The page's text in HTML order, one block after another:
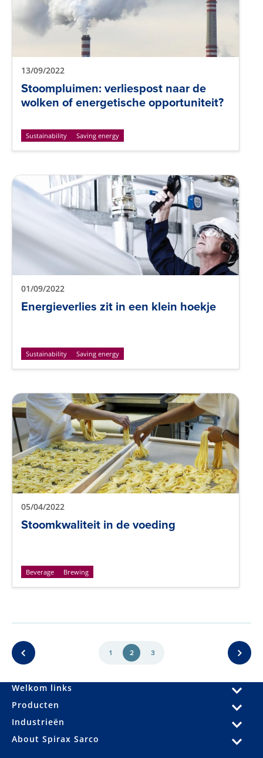
13/09/2022
Stoompluimen: verliespost naar de
wolken of energetische opportuniteit?
Sustainability Saving energy
01/09/2022
Energieverlies zit in een klein hoekje
Sustainability Saving energy
05/04/2022
Stoomkwaliteit in de voeding
Beverage Brewing
1 2 3
Welkom links
Producten
Industrieën
About Spirax Sarco